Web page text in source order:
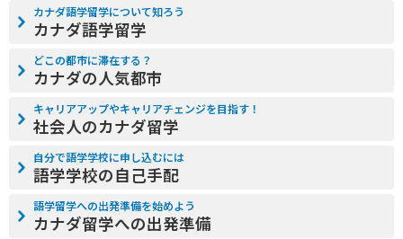
カナダ語学留学について知ろう
カナダ語学留学
どこの都市に滞在する？
カナダの人気都市
キャリアアップやキャリアチェンジを目指す！
社会人のカナダ留学
自分で語学学校に申し込むには
語学学校の自己手配
語学留学への出発準備を始めよう
カナダ留学への出発準備